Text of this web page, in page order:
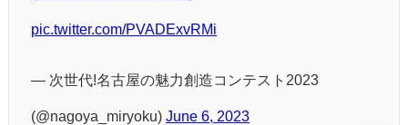
pic.twitter.com/PVADExvRMi
— 次世代!名古屋の魅力創造コンテスト2023
(@nagoya_miryoku) June 6, 2023